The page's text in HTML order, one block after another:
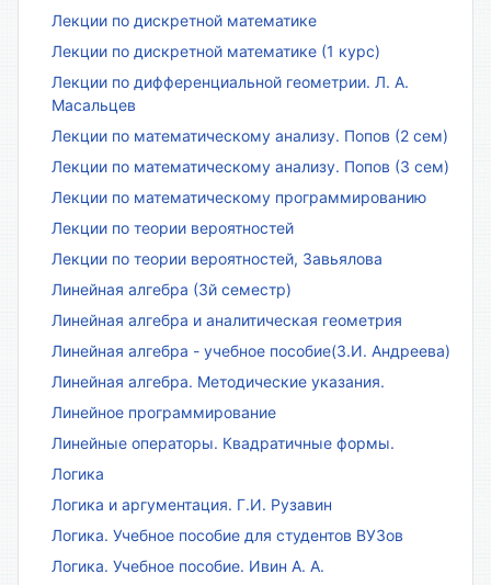
Лекции по дискретной математике
Лекции по дискретной математике (1 курс)
Лекции по дифференциальной геометрии. Л. А.
Масальцев
Лекции по математическому анализу. Попов (2 сем)
Лекции по математическому анализу. Попов (3 сем)
Лекции по математическому программированию
Лекции по теории вероятностей
Лекции по теории вероятностей, Завьялова
Линейная алгебра (3й семестр)
Линейная алгебра и аналитическая геометрия
Линейная алгебра - учебное пособие(З.И. Андреева)
Линейная алгебра. Методические указания.
Линейное программирование
Линейные операторы. Квадратичные формы.
Логика
Логика и аргументация. Г.И. Рузавин
Логика. Учебное пособие для студентов ВУЗов
Логика. Учебное пособие. Ивин А. А.